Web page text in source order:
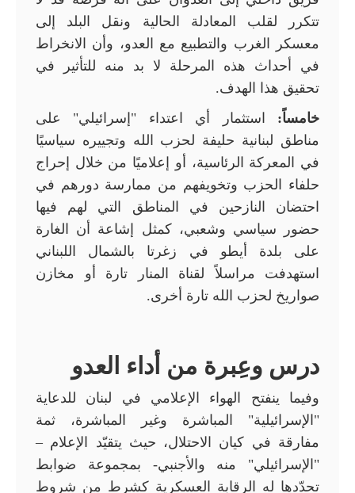
تتكرر لقلب المعادلة الحالية ونقل البلد إلى
معسكر الغرب والتطبيع مع العدو، وأن الانخراط
في أحداث هذه المرحلة لا بد منه للتأثير في
تحقيق هذا الهدف.
خامساً: استثمار أي اعتداء "إسرائيلي" على
مناطق لبنانية حليفة لحزب الله وتجييره سياسيًا
في المعركة الرئاسية، أو إعلاميًا من خلال إحراج
حلفاء الحزب وتخويفهم من ممارسة دورهم في
احتضان النازحين في المناطق التي لهم فيها
حضور سياسي وشعبي، كمثل إشاعة أن الغارة
على بلدة أيطو في زغرتا بالشمال اللبناني
استهدفت مراسلاً لقناة المنار تارة أو مخازن
صواريخ لحزب الله تارة أخرى.
درس وعِبرة من أداء العدو
وفيما ينفتح الهواء الإعلامي في لبنان للدعاية
"الإسرائيلية" المباشرة وغير المباشرة، ثمة
مفارقة في كيان الاحتلال، حيث يتقيّد الإعلام –
"الإسرائيلي" منه والأجنبي- بمجموعة ضوابط
تحدّدها له الرقابة العسكرية كشرط من شروط